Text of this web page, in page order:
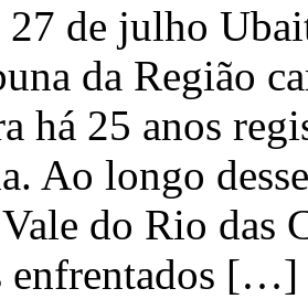
de julho
da Região
há 25 anos
Ao longo
do Rio das
enfrentados […]